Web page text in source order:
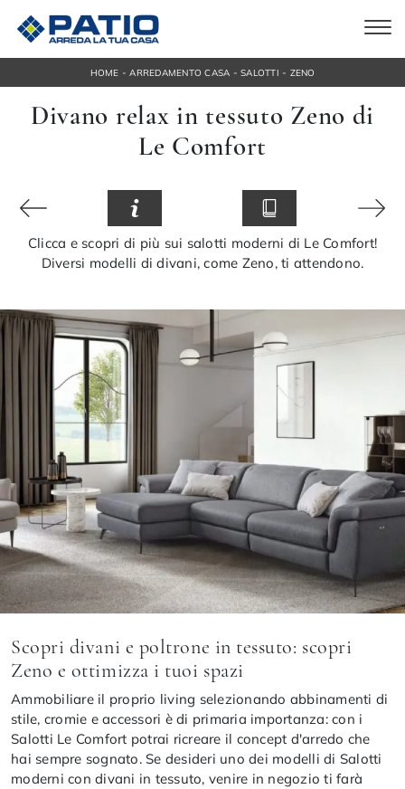
HOME -ARREDAMENTO CASA - SALOTTI - ZENO
Divano relax in tessuto Zeno di
Le Comfort
Clicca e scopri di più sui salotti moderni di Le Comfort!
Diversi modelli di divani, come Zeno, ti attendono.
Scopri divani e poltrone in tessuto: scopri
Zeno e ottimizza i tuoi spazi
Ammobiliare il proprio living selezionando abbinamenti di
stile, cromie e accessori è di primaria importanza: con i
Salotti Le Comfort potrai ricreare il concept d'arredo che
hai sempre sognato. Se desideri uno dei modelli di Salotti
moderni con divani in tessuto, venire in negozio ti farà